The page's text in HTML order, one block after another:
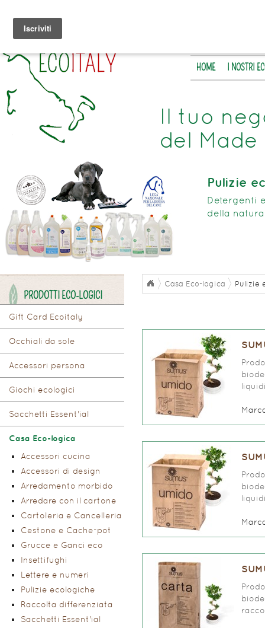
HOME I NOSTRI
Il tuo
del
Pulizie
Detergenti
della
PRODOTTI ECO-LOGICI
Gift Card Ecoitaly
Occhiali da sole
Accessori persona
Giochi ecologici
Sacchetti Essent'ial
Casa Eco-logica
Accessori cucina
Accessori di design
Arredamento morbido
Arredare con il cartone
Cartoleria e Cancelleria
Cestone e Cache-pot
Grucce e Ganci eco
Insettifughi
Lettere e numeri
Pulizie ecologiche
Raccolta differenziata
Sacchetti Essent'ial
Casa Eco-logica Pulizie